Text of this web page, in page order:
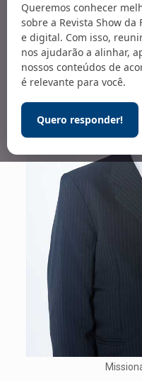
Queremos conhecer
sobre a Revista Show da
e digital. Com isso,
nos ajudarão a alinhar,
nossos conteúdos de
é relevante para você.
Quero responder!